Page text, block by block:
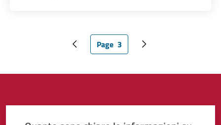
Pagina precedente
Pagina attuale
Page 3 Pagina successiva